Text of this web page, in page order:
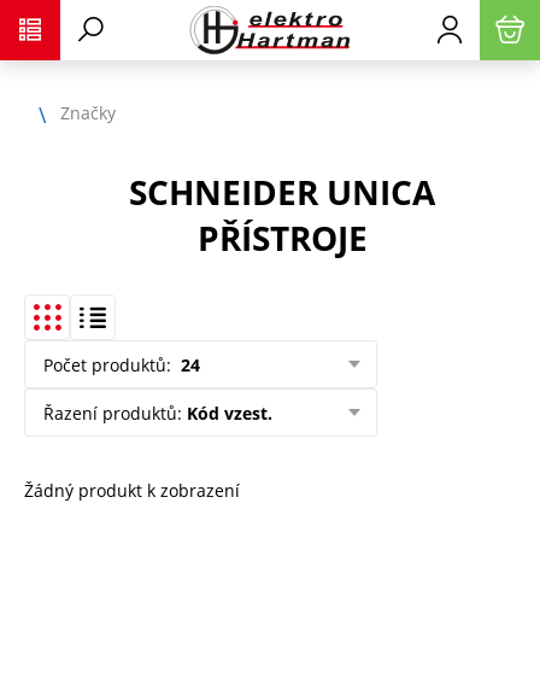
Značky
SCHNEIDER UNICA
PŘÍSTROJE
Počet produktů: 24
Řazení produktů: Kód vzest.
Žádný produkt k zobrazení